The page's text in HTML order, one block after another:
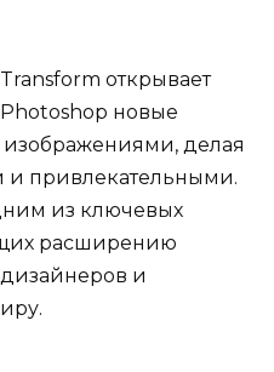
открывает
новые
изображениями, делая
привлекательными.
из ключевых
расширению
и